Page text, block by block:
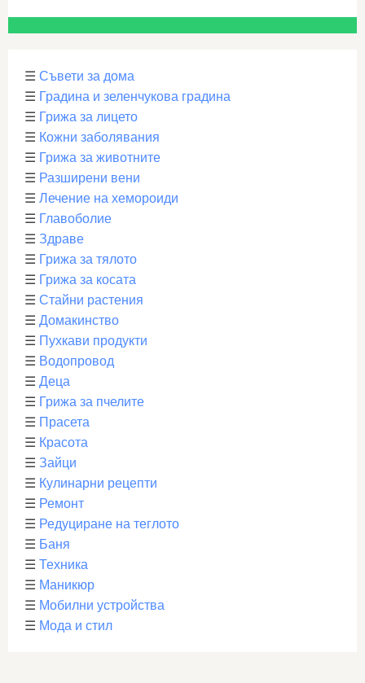
☰ Съвети за дома
☰ Градина и зеленчукова градина
☰ Грижа за лицето
☰ Кожни заболявания
☰ Грижа за животните
☰ Разширени вени
☰ Лечение на хемороиди
☰ Главоболие
☰ Здраве
☰ Грижа за тялото
☰ Грижа за косата
☰ Стайни растения
☰ Домакинство
☰ Пухкави продукти
☰ Водопровод
☰ Деца
☰ Грижа за пчелите
☰ Прасета
☰ Красота
☰ Зайци
☰ Кулинарни рецепти
☰ Ремонт
☰ Редуциране на теглото
☰ Баня
☰ Техника
☰ Маникюр
☰ Мобилни устройства
☰ Мода и стил